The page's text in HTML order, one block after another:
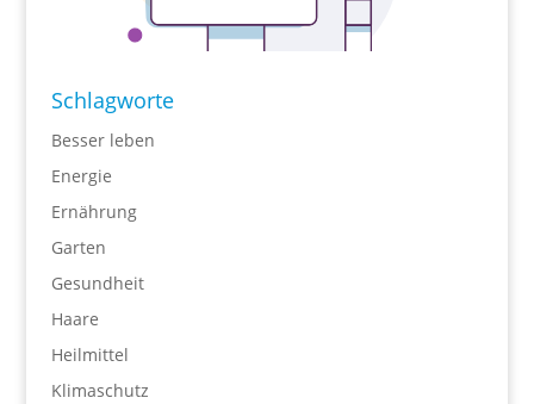
Schlagworte
Besser leben
Energie
Ernährung
Garten
Gesundheit
Haare
Heilmittel
Klimaschutz